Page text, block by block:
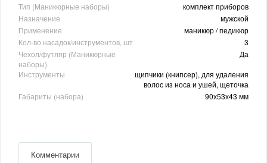
Тип (Маникюрные наборы)
комплект приборов
Назначение
мужской
Применение
маникюр / педикюр
Кол-во насадок/инструментов, шт
3
Чехол/футляр (Маникюрные
наборы)
Да
Инструменты
щипчики (книпсер), для удаления
волос из носа и ушей, щеточка
Габариты (набора)
90х53х43 мм
Комментарии